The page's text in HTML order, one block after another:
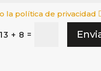
la política de privacidad
13 + 8 =